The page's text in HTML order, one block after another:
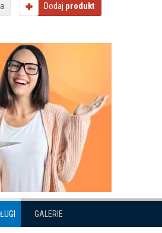
Dodaj produkt
GALERIE